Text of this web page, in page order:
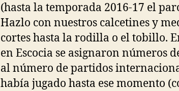
(hasta la temporada 2016-17 el
Hazlo con nuestros calcetines y
cortes hasta la rodilla o el tobillo.
en Escocia se asignaron números
al número de partidos
había jugado hasta ese momento